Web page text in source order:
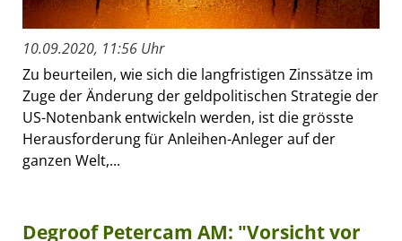
10.09.2020, 11:56 Uhr
Zu beurteilen, wie sich die langfristigen Zinssätze im
Zuge der Änderung der geldpolitischen Strategie der
US-Notenbank entwickeln werden, ist die grösste
Herausforderung für Anleihen-Anleger auf der
ganzen Welt,...
Degroof Petercam AM: "Vorsicht vor